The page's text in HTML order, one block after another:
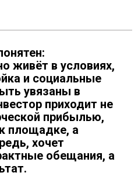
живёт в условиях,
и социальные
увязаны в
приходит не
прибылью,
площадке, а
хочет
обещания, а